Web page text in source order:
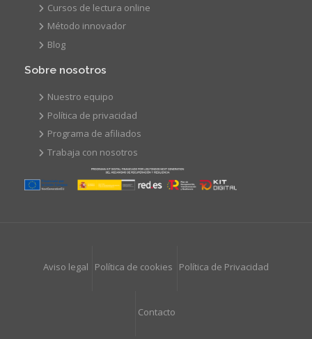
Cursos de lectura online
Método innovador
Blog
Sobre nosotros
Nuestro equipo
Política de privacidad
Programa de afiliados
Trabaja con nosotros
Aviso legal Política de cookies Política de Privacidad
Contacto